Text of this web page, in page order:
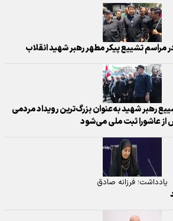
تشییع پیکر مطهر رهبر شهید انقلاب
رهبر شهید به‌عنوان بزرگ‌ترین رویداد مردمی
از عاشورا ثبت ملی می‌شود
یادداشت؛ فرزانه صادق